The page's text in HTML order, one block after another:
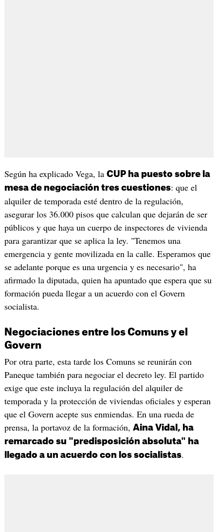
Según ha explicado Vega, la CUP ha puesto sobre la
mesa de negociación tres cuestiones: que el
alquiler de temporada esté dentro de la regulación,
asegurar los 36.000 pisos que calculan que dejarán de ser
públicos y que haya un cuerpo de inspectores de vivienda
para garantizar que se aplica la ley. "Tenemos una
emergencia y gente movilizada en la calle. Esperamos que
se adelante porque es una urgencia y es necesario", ha
afirmado la diputada, quien ha apuntado que espera que su
formación pueda llegar a un acuerdo con el Govern
socialista.
Negociaciones entre los Comuns y el
Govern
Por otra parte, esta tarde los Comuns se reunirán con
Paneque también para negociar el decreto ley. El partido
exige que este incluya la regulación del alquiler de
temporada y la protección de viviendas oficiales y esperan
que el Govern acepte sus enmiendas. En una rueda de
prensa, la portavoz de la formación, Aina Vidal, ha
remarcado su "predisposición absoluta" ha
llegado a un acuerdo con los socialistas.